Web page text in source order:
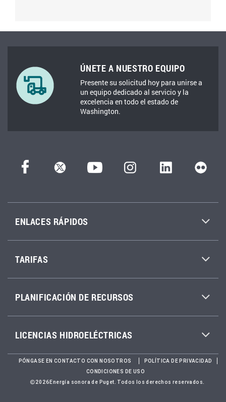
ÚNETE A NUESTRO EQUIPO
Presente su solicitud hoy para unirse a
un equipo dedicado al servicio y la
excelencia en todo el estado de
Washington.
ENLACES RÁPIDOS
TARIFAS
PLANIFICACIÓN DE RECURSOS
LICENCIAS HIDROELÉCTRICAS
PÓNGASE EN CONTACTO CON NOSOTROS
POLÍTICA DE PRIVACIDAD
CONDICIONES DE USO
2026Energía sonora de Puget. Todos los derechos reservados.